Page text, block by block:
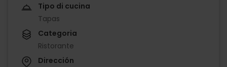
Tipo di cucina
Tapas
Categoria
Ristorante
Dirección